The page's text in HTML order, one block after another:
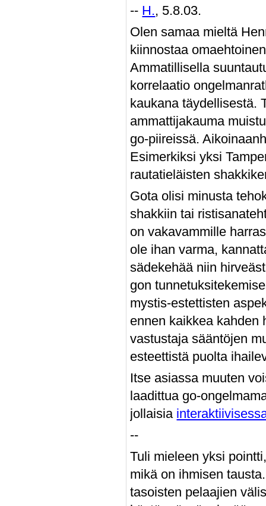
-- H., 5.8.03.
Olen samaa mieltä
kiinnostaa
Ammatillisella
korrelaatio
kaukana täydellisestä.
ammattijakauma
go-piireissä.
Esimerkiksi yksi
rautatieläisten
Gota olisi minusta
shakkiin tai
on vakavammille
ole ihan varma,
sädekehää niin
gon
mystis-estettisten
ennen kaikkea kahden
vastustaja sääntöjen
esteettistä puolta
Itse asiassa muuten
laadittua go-
jollaisia
--
Tuli mieleen yksi
mikä on ihmisen
tasoisten pelaajien